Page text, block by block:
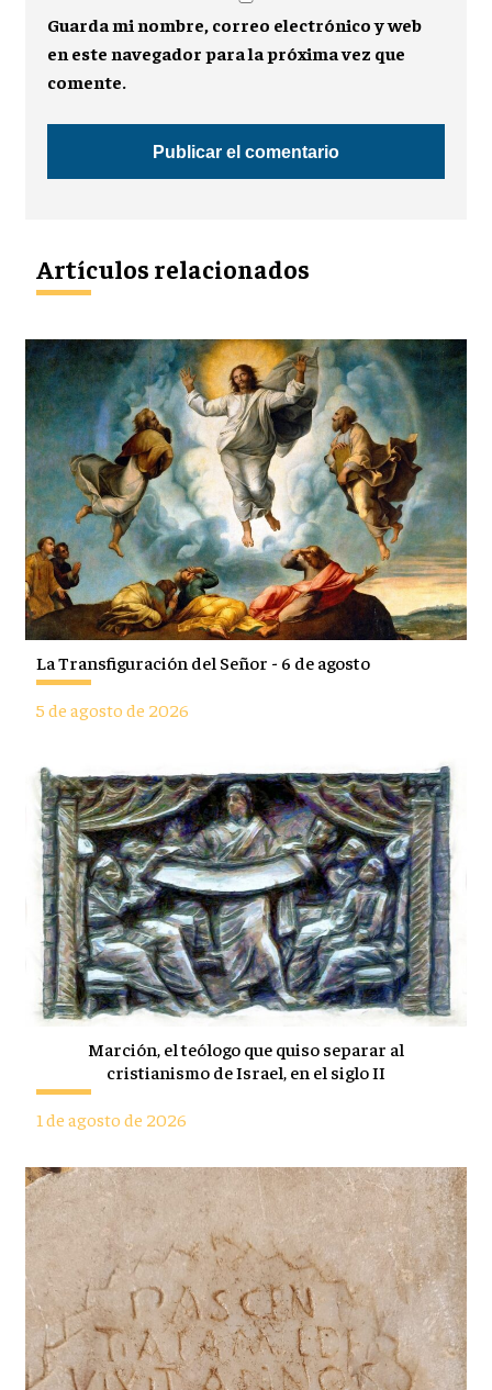
Guarda mi nombre, correo electrónico y web
en este navegador para la próxima vez que
comente.
Artículos relacionados
La Transfiguración del Señor - 6 de agosto
5 de agosto de 2026
Marción, el teólogo que quiso separar al
cristianismo de Israel, en el siglo II
1 de agosto de 2026